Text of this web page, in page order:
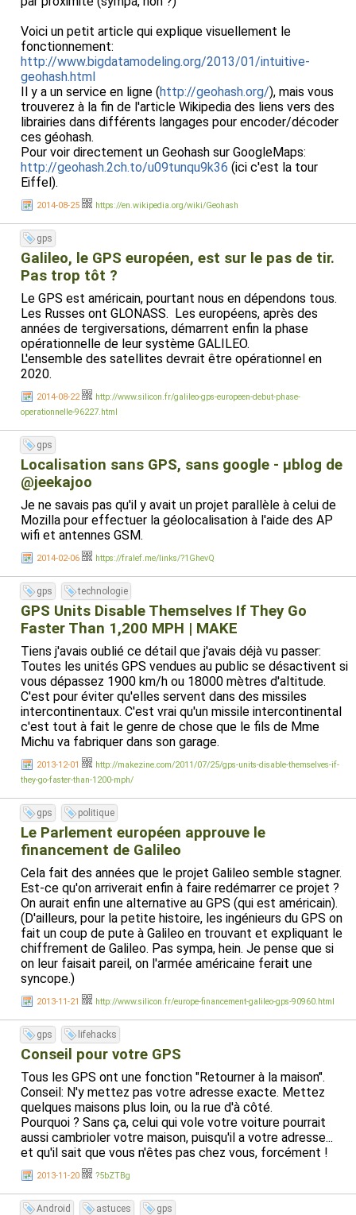
Voici un petit article qui explique visuellement le
fonctionnement:
http://www.bigdatamodeling.org/2013/01/intuitive-
geohash.html
Il y a un service en ligne (http://geohash.org/), mais vous
trouverez à la fin de l'article Wikipedia des liens vers des
librairies dans différents langages pour encoder/décoder
ces géohash.
Pour voir directement un Geohash sur GoogleMaps:
http://geohash.2ch.to/u09tunqu9k36 (ici c'est la tour
Eiffel).
2014-08-25 https://en.wikipedia.org/wiki/Geohash
gps
Galileo, le GPS européen, est sur le pas de tir.
Pas trop tôt ?
Le GPS est américain, pourtant nous en dépendons tous.
Les Russes ont GLONASS. Les européens, après des
années de tergiversations, démarrent enfin la phase
opérationnelle de leur système GALILEO.
L'ensemble des satellites devrait être opérationnel en
2020.
2014-08-22
http://www.silicon.fr/galileo-gps-europeen-debut-phase-
operationnelle-96227.html
gps
Localisation sans GPS, sans google - µblog de
@jeekajoo
Je ne savais pas qu'il y avait un projet parallèle à celui de
Mozilla pour effectuer la géolocalisation à l'aide des AP
wifi et antennes GSM.
2014-02-06 https://fralef.me/links/?1GhevQ
gps technologie
GPS Units Disable Themselves If They Go
Faster Than 1,200 MPH | MAKE
Tiens j'avais oublié ce détail que j'avais déjà vu passer:
Toutes les unités GPS vendues au public se désactivent si
vous dépassez 1900 km/h ou 18000 mètres d'altitude.
C'est pour éviter qu'elles servent dans des missiles
intercontinentaux. C'est vrai qu'un missile intercontinental
c'est tout à fait le genre de chose que le fils de Mme
Michu va fabriquer dans son garage.
2013-12-01
http://makezine.com/2011/07/25/gps-units-disable-themselves-if-
they-go-faster-than-1200-mph/
gps politique
Le Parlement européen approuve le
financement de Galileo
Cela fait des années que le projet Galileo semble stagner.
Est-ce qu'on arriverait enfin à faire redémarrer ce projet ?
On aurait enfin une alternative au GPS (qui est américain).
(D'ailleurs, pour la petite histoire, les ingénieurs du GPS on
fait un coup de pute à Galileo en trouvant et expliquant le
chiffrement de Galileo. Pas sympa, hein. Je pense que si
on leur faisait pareil, on l'armée américaine ferait une
syncope.)
2013-11-21 http://www.silicon.fr/europe-financement-galileo-gps-90960.html
gps lifehacks
Conseil pour votre GPS
Tous les GPS ont une fonction "Retourner à la maison".
Conseil: N'y mettez pas votre adresse exacte. Mettez
quelques maisons plus loin, ou la rue d'à côté.
Pourquoi ? Sans ça, celui qui vole votre voiture pourrait
aussi cambrioler votre maison, puisqu'il a votre adresse...
et qu'il sait que vous n'êtes pas chez vous, forcément !
2013-11-20 ?5bZTBg
Android astuces gps